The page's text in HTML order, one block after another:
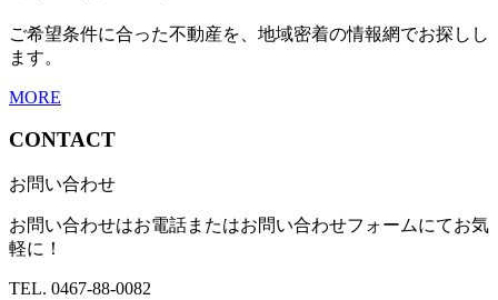
ご希望条件に合った不動産を、地域密着の情報網でお探しし
ます。
MORE
CONTACT
お問い合わせ
お問い合わせはお電話またはお問い合わせフォームにてお気
軽に！
TEL. 0467-88-0082